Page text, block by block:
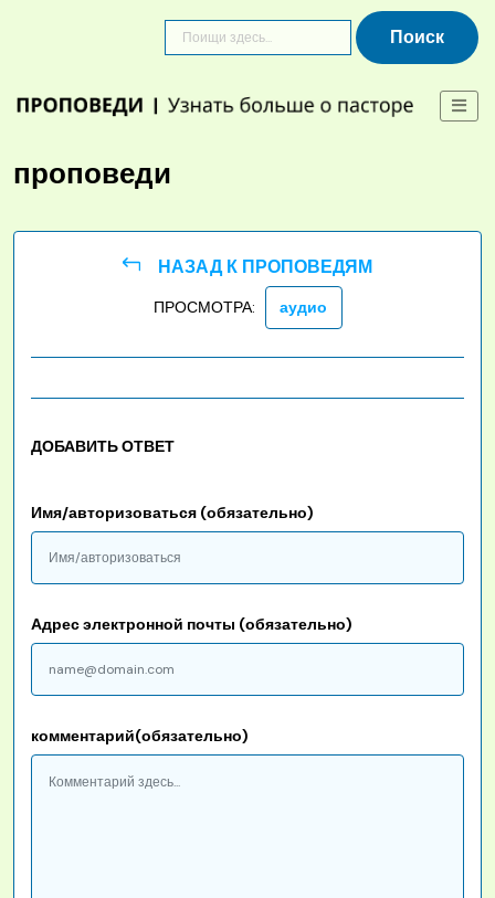
проповеди
НАЗАД К ПРОПОВЕДЯМ
ПРОСМОТРА: аудио
ДОБАВИТЬ ОТВЕТ
комментарий(обязательно)
Имя/авторизоваться (обязательно)
Адрес электронной почты (обязательно)